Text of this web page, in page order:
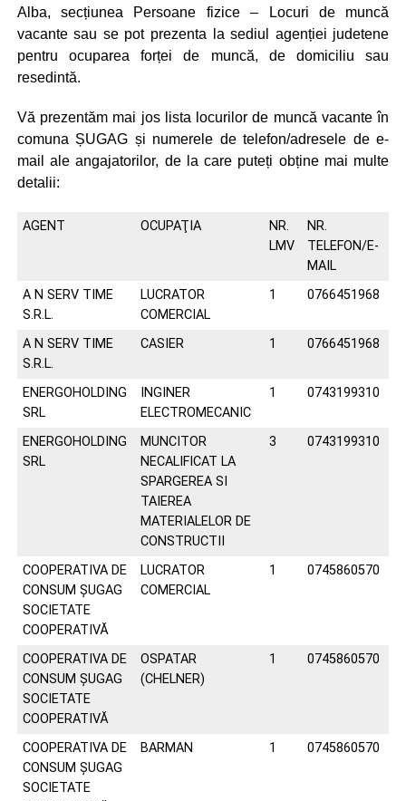
Alba, secțiunea Persoane fizice – Locuri de muncă
vacante sau se pot prezenta la sediul agenției judetene
pentru ocuparea forței de muncă, de domiciliu sau
resedintă.
Vă prezentăm mai jos lista locurilor de muncă vacante în
comuna ȘUGAG și numerele de telefon/adresele de e-
mail ale angajatorilor, de la care puteți obține mai multe
detalii:
AGENT OCUPAŢIA
NR.
LMV
NR.
TELEFON/E-
MAIL
A N SERV TIME
S.R.L.
LUCRATOR
COMERCIAL
1 0766451968
A N SERV TIME
S.R.L.
CASIER 1 0766451968
ENERGOHOLDING
SRL
INGINER
ELECTROMECANIC
1 0743199310
ENERGOHOLDING
SRL
MUNCITOR
NECALIFICAT LA
SPARGEREA SI
TAIEREA
MATERIALELOR DE
CONSTRUCTII
3 0743199310
COOPERATIVA DE
CONSUM ŞUGAG
SOCIETATE
COOPERATIVĂ
LUCRATOR
COMERCIAL
1 0745860570
COOPERATIVA DE
CONSUM ŞUGAG
SOCIETATE
COOPERATIVĂ
OSPATAR
(CHELNER)
1 0745860570
COOPERATIVA DE
CONSUM ŞUGAG
SOCIETATE
BARMAN 1 0745860570